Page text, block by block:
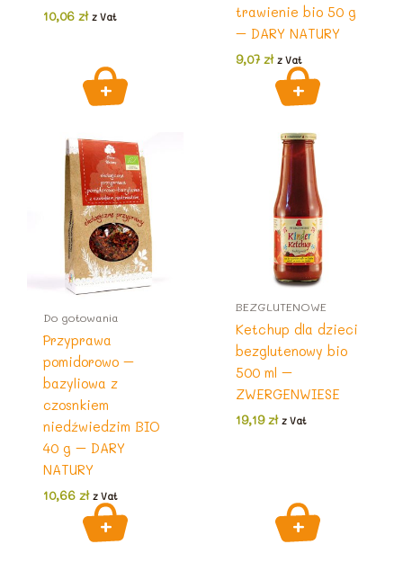
10,06 zł z Vat
trawienie bio 50 g
– DARY NATURY
9,07zł z Vat
Do gotowania
Przyprawa
pomidorowo –
bazyliowa z
czosnkiem
niedźwiedzim BIO
40 g – DARY
NATURY
10,66 zł z Vat
BEZGLUTENOWE
Ketchup dla dzieci
bezglutenowy bio
500 ml –
ZWERGENWIESE
19,19zł z Vat